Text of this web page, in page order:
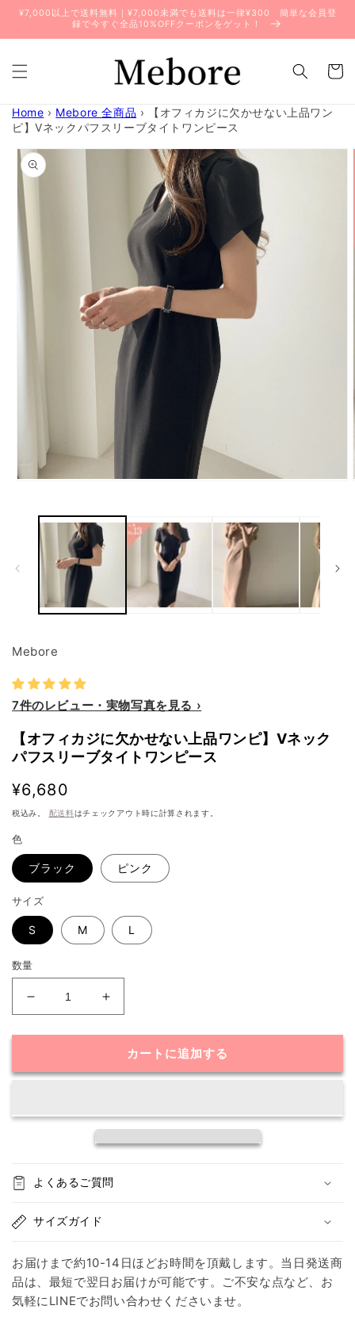
ンツに
¥7,000以上で送料無料｜¥7,000未満でも送料は一律¥300 簡単な会員登
録で今すぐ全品10%OFFクーポンをゲット！
ー
Home › Mebore 全商品 ›
【オフィカジに欠かせない上品ワン
ピ】Vネックパフスリーブタイトワンピース
商品情
報にス
キップ
デ
く
Mebore
7件のレビュー
【オフィカジに欠かせない上品ワンピ】Vネック
パフスリーブタイトワンピース
通
常
格
¥6,680
税込み。 配送料はチェックアウト時に計算されます。
色
ブラック ピンク
サイズ
S M L
数量
ジ
欠
な
上
ン
ピ】
V
【オ
ジ
欠
な
ン
ピ】
V
カートに追加する
よくあるご質問
サイズガイド
お届けまで約10-14日ほどお時間を頂戴します。当日発送商
品は、最短で翌日お届けが可能です。ご不安な点など、お
気軽にLINEでお問い合わせくださいませ。